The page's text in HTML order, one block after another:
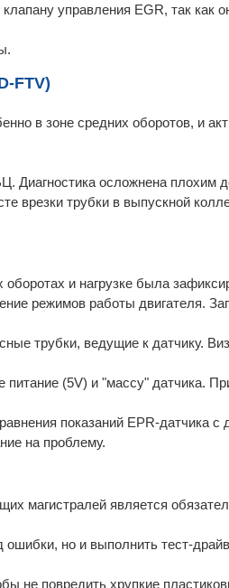
управления EGR, так как
FTV)
в зоне средних оборотов, и
Диагностика осложнена плохим
врезки трубки в выпускной
и нагрузке была
режимов работы двигателя.
трубки, ведущие к датчику.
(5V) и "массу" датчика.
показаний EPR-датчика
на проблему.
магистралей является
но и выполнить тест-
не повредить хрупкие